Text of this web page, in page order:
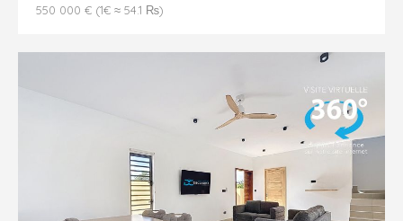
550 000 € (1€ ≈ 54.1 ₨)